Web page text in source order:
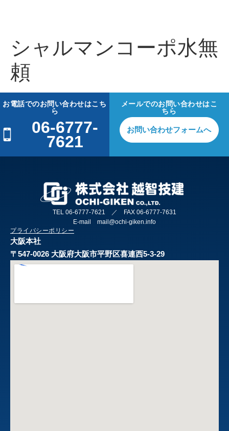
シャルマンコーポ水無
頼
お電話でのお問い合わせはこち
ら
06-6777-
7621
メールでのお問い合わせはこ
ちら
お問い合わせフォームへ
TEL 06-6777-7621 ／ FAX 06-6777-7631
E-mail mail@ochi-giken.info
プライバシーポリシー
大阪本社
〒547-0026 大阪府大阪市平野区喜連西5-3-29